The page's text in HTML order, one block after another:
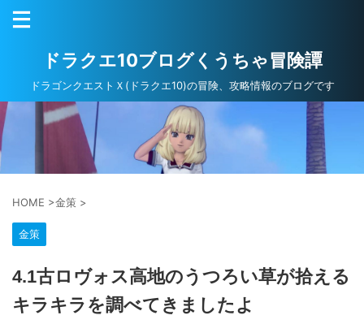
ドラクエ10ブログくうちゃ冒険譚
ドラゴンクエストＸ(ドラクエ10)の冒険、攻略情報のブログです
HOME >金策 >
金策
4.1古ロヴォス高地のうつろい草が拾える
キラキラを調べてきましたよ